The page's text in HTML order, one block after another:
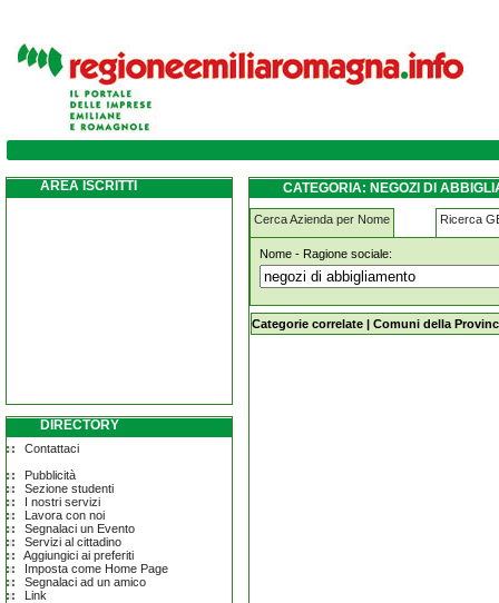
negozi-di-abbigliamento copparo
AREA ISCRITTI
DIRECTORY
Contattaci
Pubblicità
Sezione studenti
I nostri servizi
Lavora con noi
Segnalaci un Evento
Servizi al cittadino
Aggiungici ai preferiti
Imposta come Home Page
Segnalaci ad un amico
Link
CATEGORIA: NEGOZI DI
Cerca Azienda per Nome Ricerca
Nome - Ragione sociale:
negozi-di-abbigliamento copparo
Categorie correlate | Comuni della